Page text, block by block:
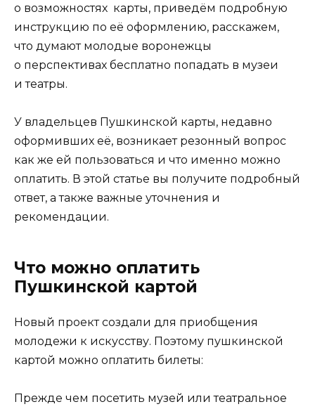
о возможностях карты, приведём подробную
инструкцию по её оформлению, расскажем,
что думают молодые воронежцы
о перспективах бесплатно попадать в музеи
и театры.
У владельцев Пушкинской карты, недавно
оформивших её, возникает резонный вопрос
как же ей пользоваться и что именно можно
оплатить. В этой статье вы получите подробный
ответ, а также важные уточнения и
рекомендации.
Что можно оплатить
Пушкинской картой
Новый проект создали для приобщения
молодежи к искусству. Поэтому пушкинской
картой можно оплатить билеты:
Прежде чем посетить музей или театральное